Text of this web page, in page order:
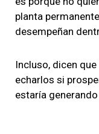
planta
desempeñan
Incluso, dicen
echarlos si
estaría